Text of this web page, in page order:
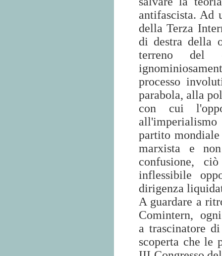
antifascista. Ad
della Terza
di destra della
terreno del
processo
parabola, alla
con cui
partito
marxista e
confusione,
inflessibile
dirigenza
A guardare a
Comintern,
a trascinatore
scoperta che le